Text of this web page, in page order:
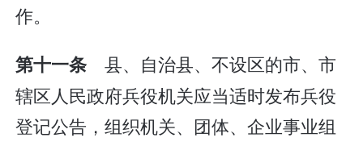
作。
第十一条 县、自治县、不设区的市、市
辖区人民政府兵役机关应当适时发布兵役
登记公告，组织机关、团体、企业事业组